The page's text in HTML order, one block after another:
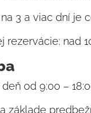
3 a viac dní je
rezervácie: nad
od 9:00 –
základe